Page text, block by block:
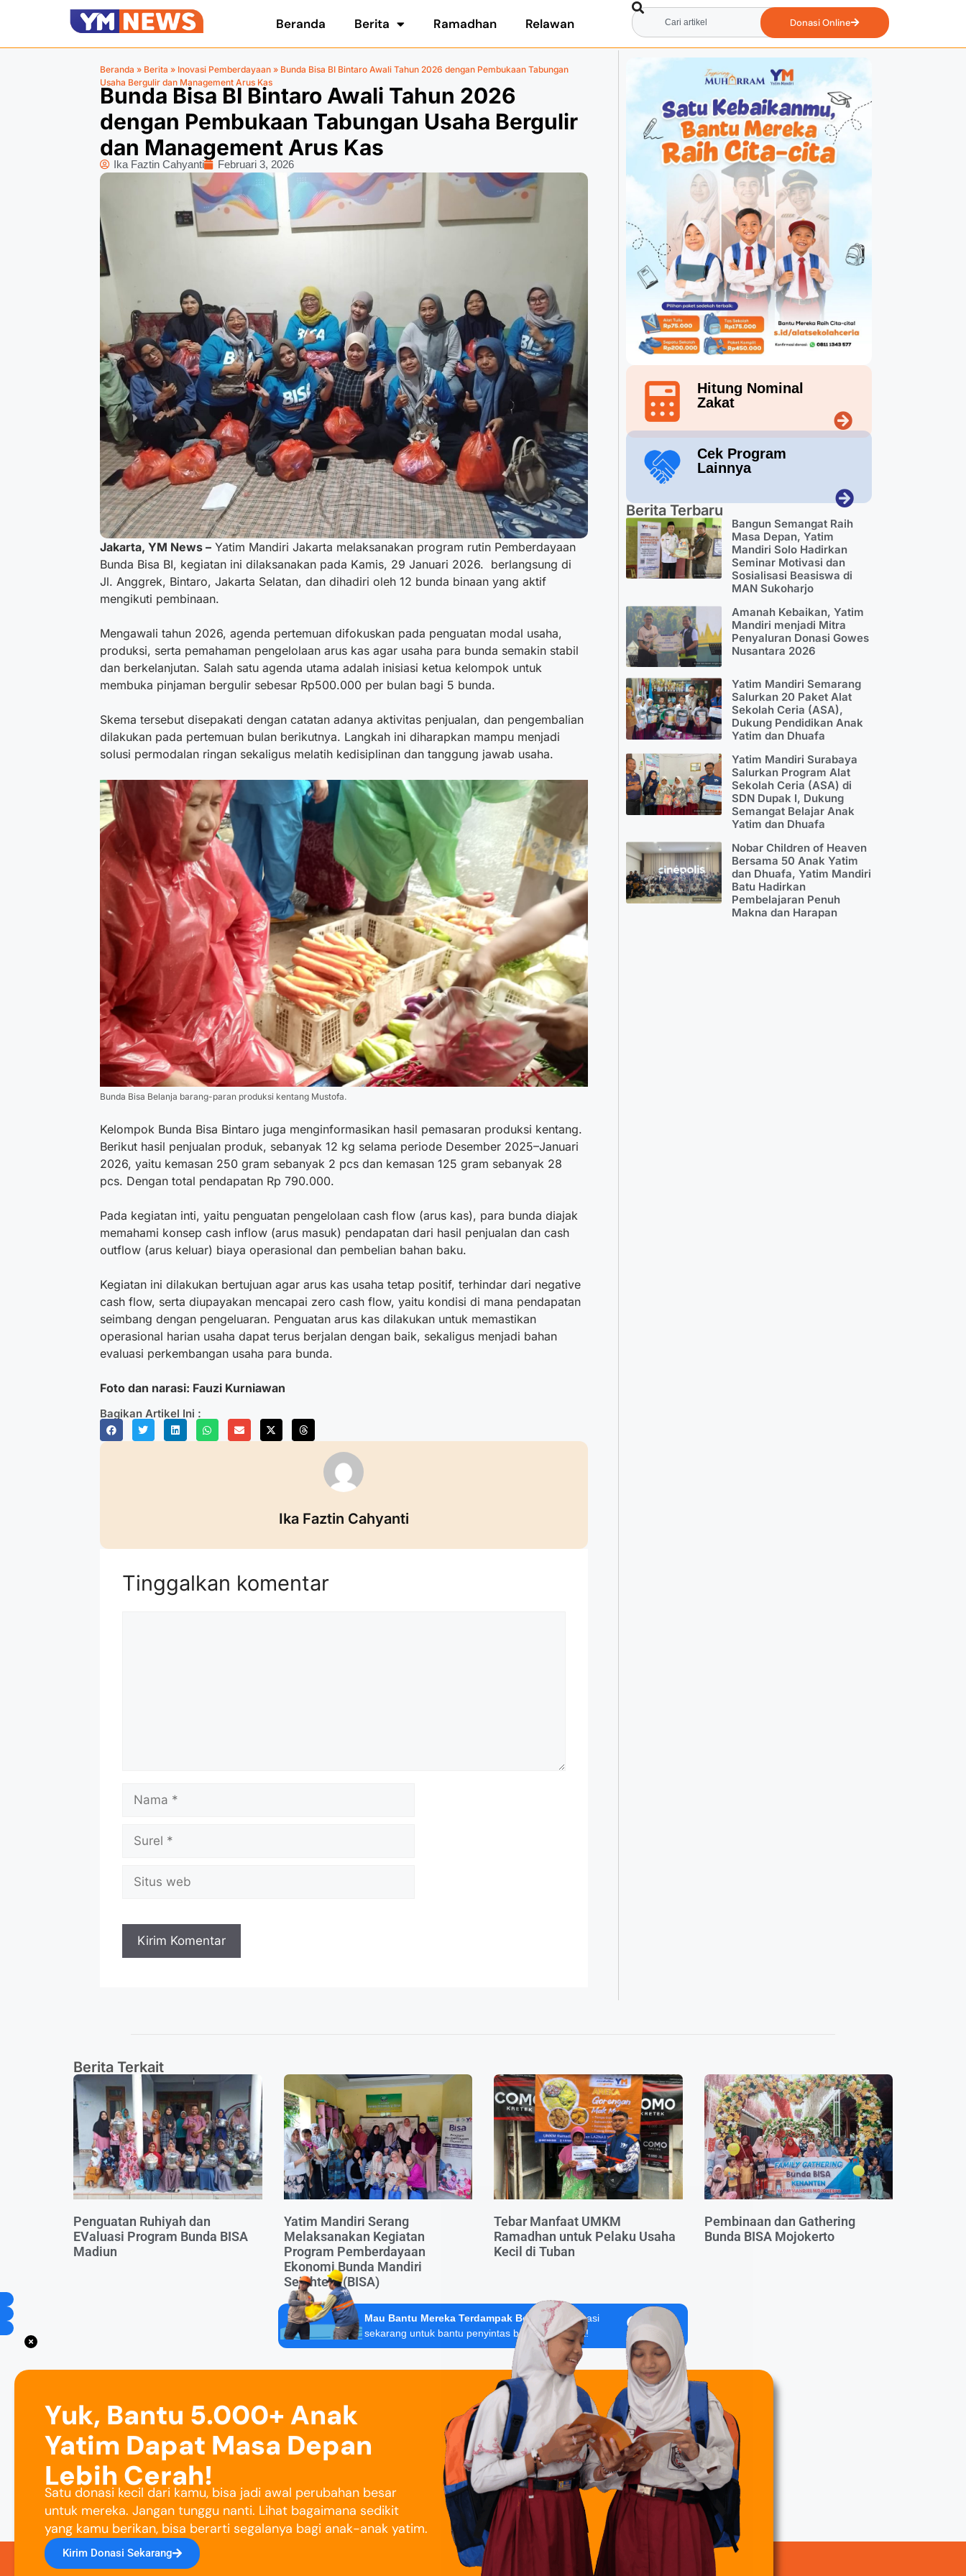
Beranda Berita Ramadhan Relawan Donasi Online
Beranda » Berita » Inovasi Pemberdayaan » Bunda Bisa BI Bintaro Awali Tahun 2026 dengan Pembukaan Tabungan
Usaha Bergulir dan Management Arus Kas
Bunda Bisa BI Bintaro Awali Tahun 2026
dengan Pembukaan Tabungan Usaha Bergulir
dan Management Arus Kas
Ika Faztin Cahyanti Februari 3, 2026
Jakarta, YM News – Yatim Mandiri Jakarta melaksanakan program rutin Pemberdayaan
Bunda Bisa BI, kegiatan ini dilaksanakan pada Kamis, 29 Januari 2026. berlangsung di
Jl. Anggrek, Bintaro, Jakarta Selatan, dan dihadiri oleh 12 bunda binaan yang aktif
mengikuti pembinaan.
Mengawali tahun 2026, agenda pertemuan difokuskan pada penguatan modal usaha,
produksi, serta pemahaman pengelolaan arus kas agar usaha para bunda semakin stabil
dan berkelanjutan. Salah satu agenda utama adalah inisiasi ketua kelompok untuk
membuka pinjaman bergulir sebesar Rp500.000 per bulan bagi 5 bunda.
Skema tersebut disepakati dengan catatan adanya aktivitas penjualan, dan pengembalian
dilakukan pada pertemuan bulan berikutnya. Langkah ini diharapkan mampu menjadi
solusi permodalan ringan sekaligus melatih kedisiplinan dan tanggung jawab usaha.
Bunda Bisa Belanja barang-paran produksi kentang Mustofa.
Kelompok Bunda Bisa Bintaro juga menginformasikan hasil pemasaran produksi kentang.
Berikut hasil penjualan produk, sebanyak 12 kg selama periode Desember 2025–Januari
2026, yaitu kemasan 250 gram sebanyak 2 pcs dan kemasan 125 gram sebanyak 28
pcs. Dengan total pendapatan Rp 790.000.
Pada kegiatan inti, yaitu penguatan pengelolaan cash flow (arus kas), para bunda diajak
memahami konsep cash inflow (arus masuk) pendapatan dari hasil penjualan dan cash
outflow (arus keluar) biaya operasional dan pembelian bahan baku.
Kegiatan ini dilakukan bertujuan agar arus kas usaha tetap positif, terhindar dari negative
cash flow, serta diupayakan mencapai zero cash flow, yaitu kondisi di mana pendapatan
seimbang dengan pengeluaran. Penguatan arus kas dilakukan untuk memastikan
operasional harian usaha dapat terus berjalan dengan baik, sekaligus menjadi bahan
evaluasi perkembangan usaha para bunda.
Foto dan narasi: Fauzi Kurniawan
Bagikan Artikel Ini :
Ika Faztin Cahyanti
Tinggalkan komentar
Hitung Nominal
Zakat
Cek Program
Lainnya
Berita Terbaru
Bangun Semangat Raih
Masa Depan, Yatim
Mandiri Solo Hadirkan
Seminar Motivasi dan
Sosialisasi Beasiswa di
MAN Sukoharjo
Amanah Kebaikan, Yatim
Mandiri menjadi Mitra
Penyaluran Donasi Gowes
Nusantara 2026
Yatim Mandiri Semarang
Salurkan 20 Paket Alat
Sekolah Ceria (ASA),
Dukung Pendidikan Anak
Yatim dan Dhuafa
Yatim Mandiri Surabaya
Salurkan Program Alat
Sekolah Ceria (ASA) di
SDN Dupak I, Dukung
Semangat Belajar Anak
Yatim dan Dhuafa
Nobar Children of Heaven
Bersama 50 Anak Yatim
dan Dhuafa, Yatim Mandiri
Batu Hadirkan
Pembelajaran Penuh
Makna dan Harapan
Berita Terkait
Penguatan Ruhiyah dan
EValuasi Program Bunda BISA
Madiun
Yatim Mandiri Serang
Melaksanakan Kegiatan
Program Pemberdayaan
Ekonomi Bunda Mandiri
Sejahtera (BISA)
Tebar Manfaat UMKM
Ramadhan untuk Pelaku Usaha
Kecil di Tuban
Pembinaan dan Gathering
Bunda BISA Mojokerto
Mau Bantu Mereka Terdampak Bencana?
Donasi
sekarang untuk bantu penyintas banjir Sumatera!
Yuk, Bantu 5.000+ Anak
Yatim Dapat Masa Depan
Lebih Cerah!
Satu donasi kecil dari kamu, bisa jadi awal perubahan besar
untuk mereka. Jangan tunggu nanti. Lihat bagaimana sedikit
yang kamu berikan, bisa berarti segalanya bagi anak-anak yatim.
Kirim Donasi Sekarang